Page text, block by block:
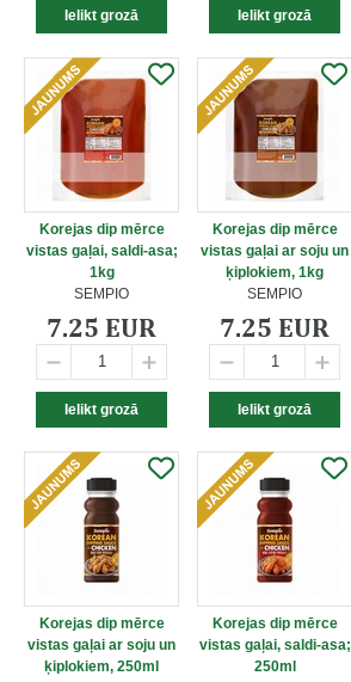
Korejas dip mērce
vistas gaļai, saldi-asa;
1kg
SEMPIO
7.25 EUR
Korejas dip mērce
vistas gaļai ar soju un
ķiplokiem, 1kg
SEMPIO
7.25 EUR
Korejas dip mērce
vistas gaļai ar soju un
ķiplokiem, 250ml
Korejas dip mērce
vistas gaļai, saldi-asa;
250ml